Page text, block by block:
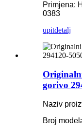
Primjena:
0383
upitdetalj
gorivo
Naziv
Broj